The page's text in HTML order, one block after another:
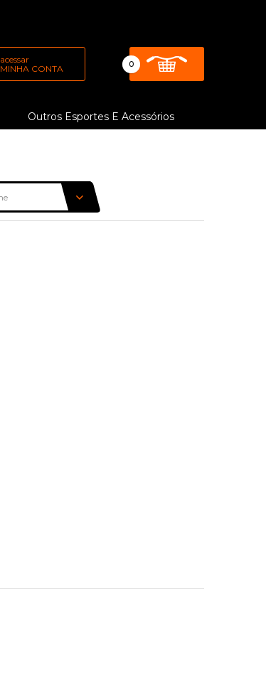
acessar
MINHA CONTA
0
Outros Esportes E Acessórios